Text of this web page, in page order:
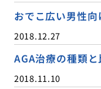
おでこ広い男性
2018.12.27
AGA治療の種類と
2018.11.10